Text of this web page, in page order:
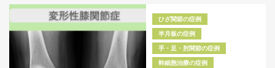
ひざ関節の症例
半月板の症例
手・足・肘関節の症例
幹細胞治療の症例